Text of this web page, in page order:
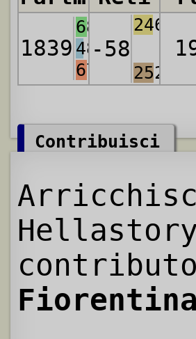
1839
682
487
670
-58
2469
2527
Contribuisci